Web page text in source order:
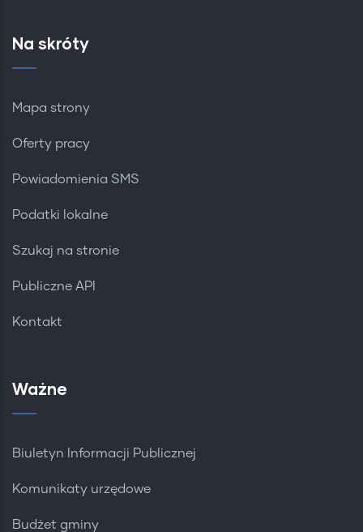
Na skróty
Mapa strony
Oferty pracy
Powiadomienia SMS
Podatki lokalne
Szukaj na stronie
Publiczne API
Kontakt
Ważne
Biuletyn Informacji Publicznej
Komunikaty urzędowe
Budżet gminy